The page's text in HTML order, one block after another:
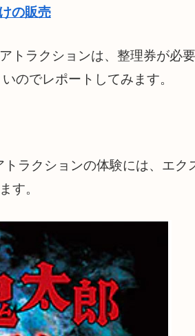
の販売
トラクションは、整理券が必
のでレポートしてみます。
ラクションの体験には、エク
す。